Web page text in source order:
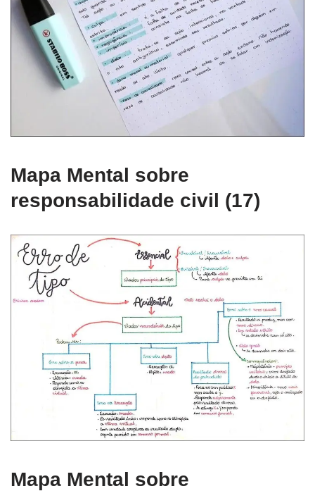
Mapa Mental sobre
responsabilidade civil (17)
Mapa Mental sobre